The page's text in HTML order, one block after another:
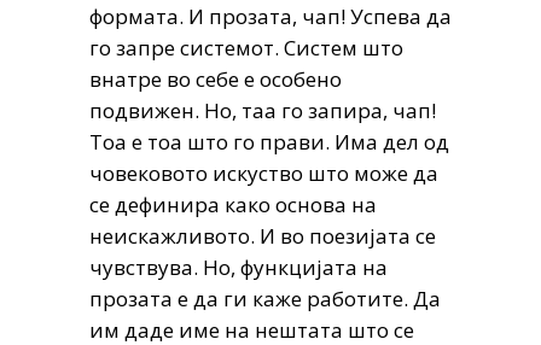
формата. И прозата, чап! Успева да
го запре системот. Систем што
внатре во себе е особено
подвижен. Но, таа го запира, чап!
Тоа е тоа што го прави. Има дел од
човековото искуство што може да
се дефинира како основа на
неискажливото. И во поезијата се
чувствува. Но, функцијата на
прозата е да ги каже работите. Да
им даде име на нештата што се